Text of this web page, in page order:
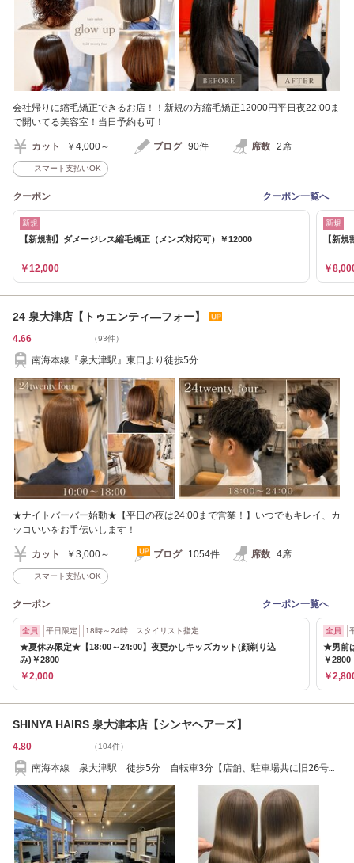
会社帰りに縮毛矯正できるお店！！新規の方縮毛矯正12000円平日夜22:00ま
で開いてる美容室！当日予約も可！
カット ￥4,000～ ブログ 90件 席数 2席
スマート支払いOK
クーポン クーポン一覧へ
新規
【新規割】ダメージレス縮毛矯正（メンズ対応可）￥12000
￥12,000
新規
【新
￥
24 泉大津店【トゥエンティ―フォー】
4.66 （93件）
南海本線『泉大津駅』東口より徒歩5分
★ナイトバーバー始動★【平日の夜は24:00まで営業！】いつでもキレイ、カ
ッコいいをお手伝いします！
カット ￥3,000～ ブログ 1054件 席数 4席
スマート支払いOK
クーポン クーポン一覧へ
全員 平日限定 18時～24時 スタイリスト指定
★夏休み限定★【18:00～24:00】夜更かしキッズカット(顔剃り込
み)￥2800
￥2,000
全員
★男前
￥2800
￥
SHINYA HAIRS 泉大津本店【シンヤヘアーズ】
4.80 （104件）
南海本線 泉大津駅 徒歩5分 自転車3分【店舗、駐車場共に旧26号線